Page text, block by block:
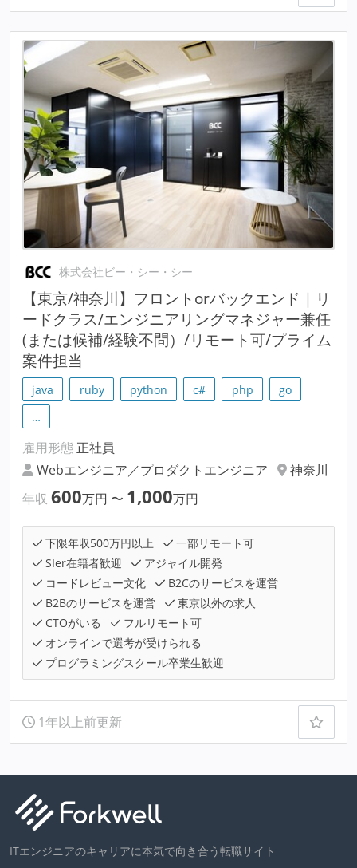
株式会社ビー・シー・シー
【東京/神奈川】フロントorバックエンド｜リ
ードクラス/エンジニアリングマネジャー兼任
(または候補/経験不問）/リモート可/プライム
案件担当
java ruby python c# php
go
…
雇用形態 正社員
Webエンジニア／プロダクトエンジニア
神奈川
年収 600万円 〜 1,000万円
下限年収500万円以上
一部リモート可
SIer在籍者歓迎
アジャイル開発
コードレビュー文化
B2Cのサービスを運営
B2Bのサービスを運営
東京以外の求人
CTOがいる
フルリモート可
オンラインで選考が受けられる
プログラミングスクール卒業生歓迎
1年以上前更新
ITエンジニアのキャリアに本気で向き合う転職サイト